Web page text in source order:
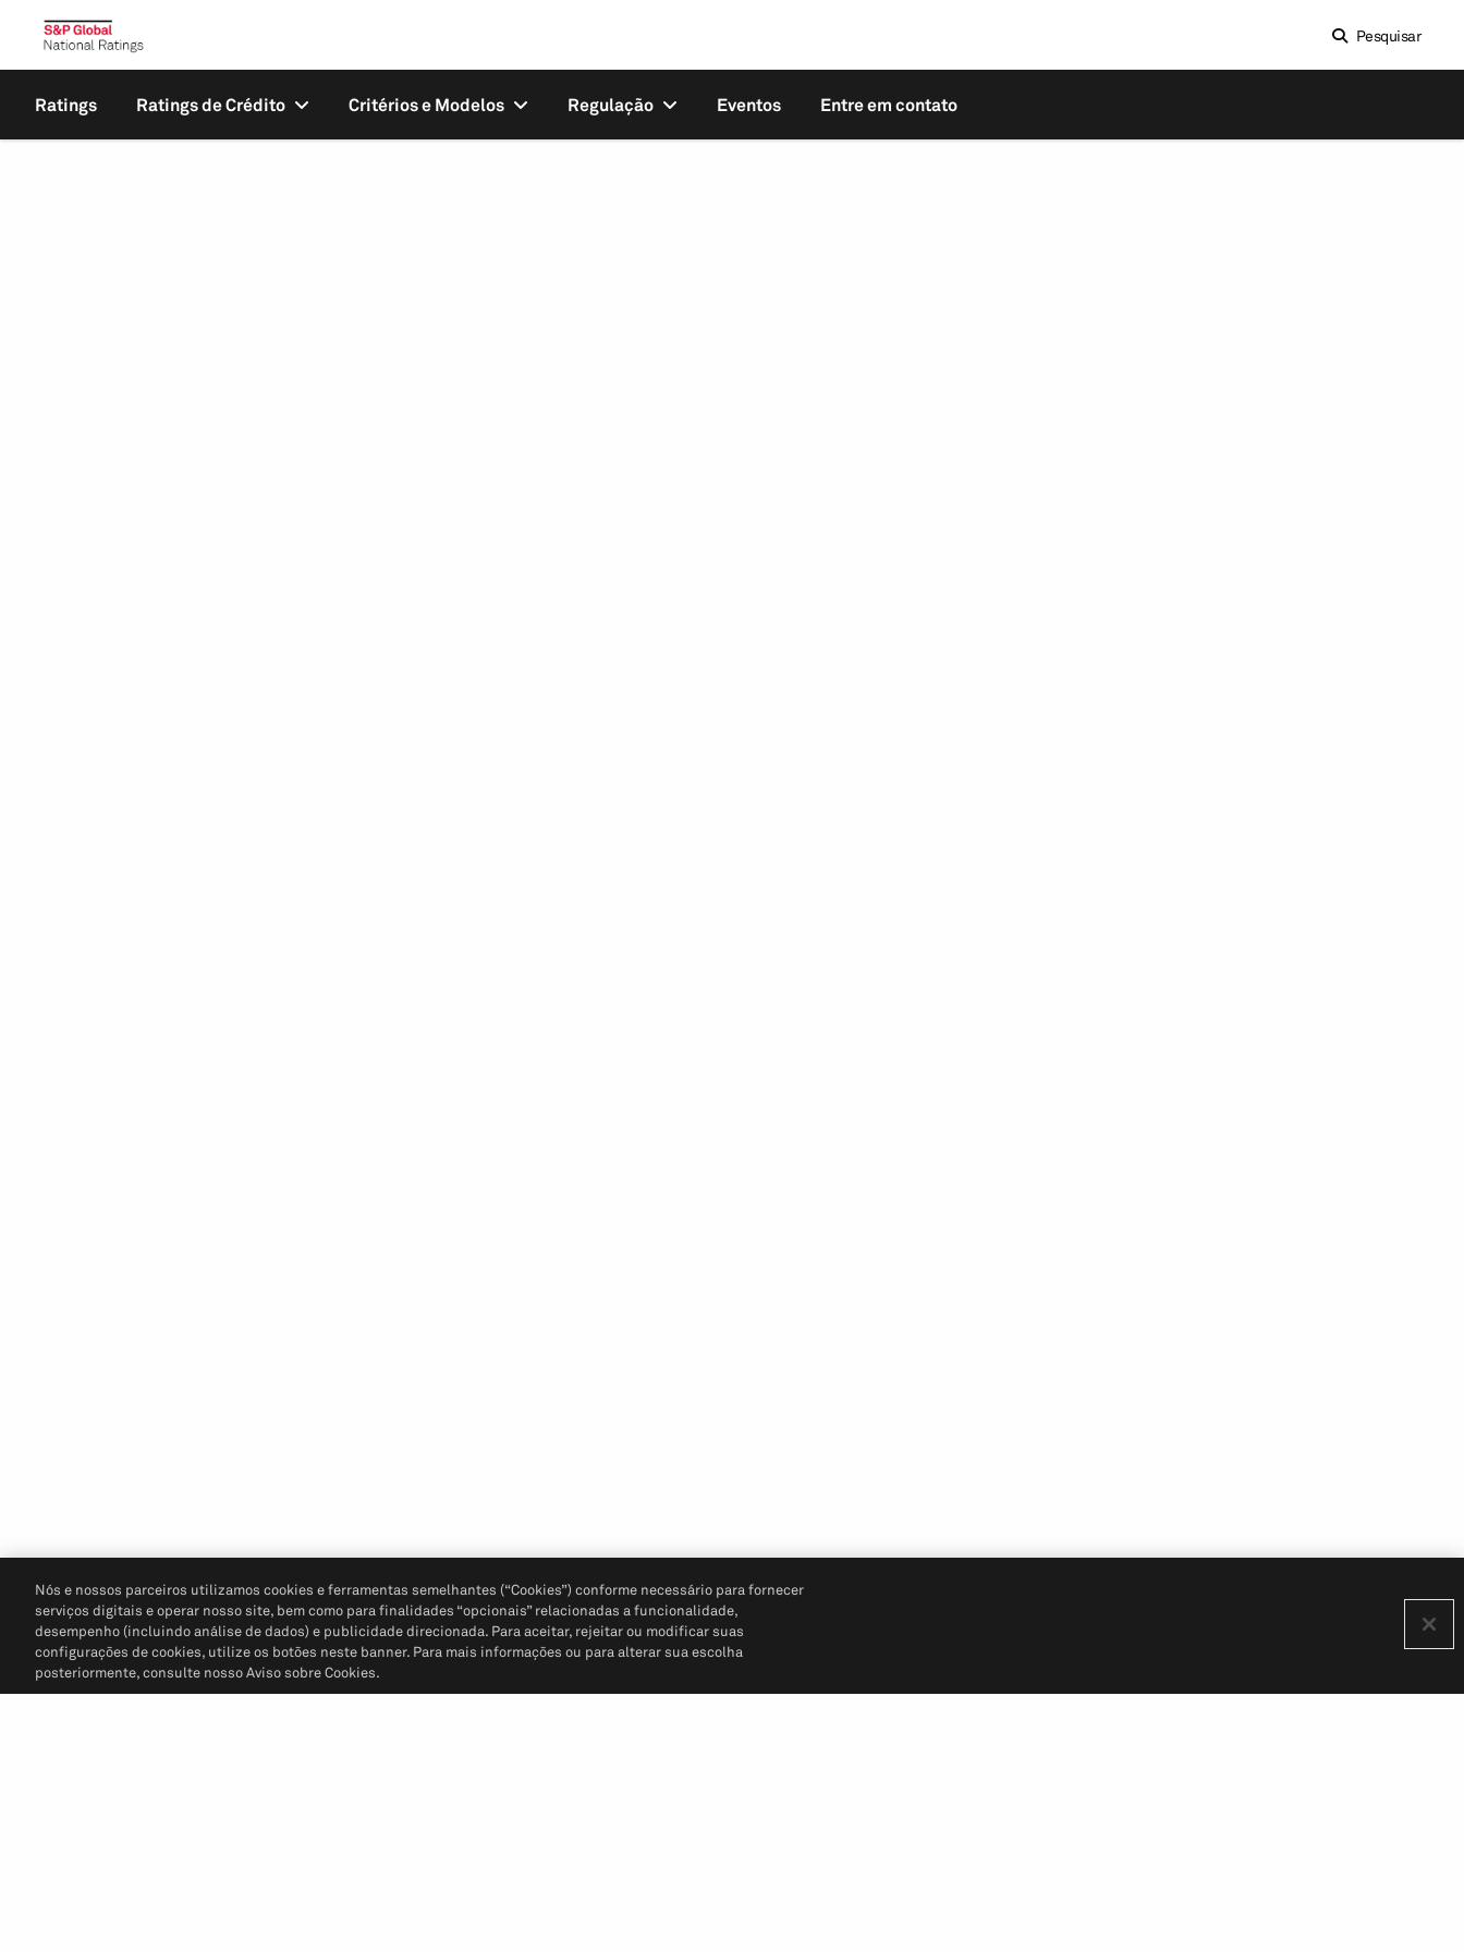
Pesquisar
Ratings Ratings de Crédito Critérios e Modelos Regulação Eventos Entre em contato
Nós e nossos parceiros utilizamos cookies e ferramentas semelhantes (“Cookies”) conforme necessário para fornecer
serviços digitais e operar nosso site, bem como para finalidades “opcionais” relacionadas a funcionalidade,
desempenho (incluindo análise de dados) e publicidade direcionada. Para aceitar, rejeitar ou modificar suas
configurações de cookies, utilize os botões neste banner. Para mais informações ou para alterar sua escolha
posteriormente, consulte nosso Aviso sobre Cookies.